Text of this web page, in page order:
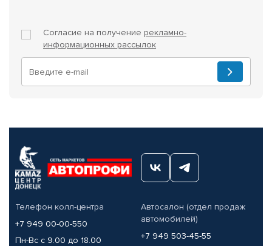
Согласие на получение рекламно-
информационных рассылок
Телефон колл-центра
+7 949 00-00-550
Пн-Вс с 9.00 до 18.00
Автосалон (отдел продаж
автомобилей)
+7 949 503-45-55